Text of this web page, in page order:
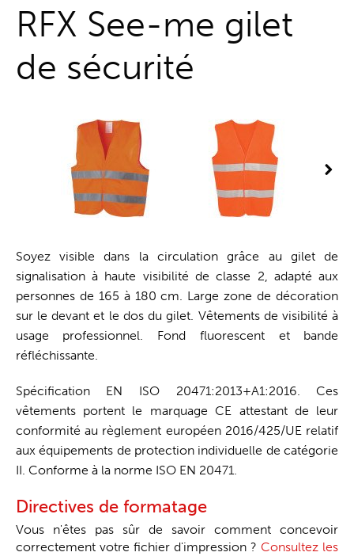
RFX See-me gilet
de sécurité
Soyez visible dans la circulation grâce au gilet de
signalisation à haute visibilité de classe 2, adapté aux
personnes de 165 à 180 cm. Large zone de décoration
sur le devant et le dos du gilet. Vêtements de visibilité à
usage professionnel. Fond fluorescent et bande
réfléchissante.
Spécification EN ISO 20471:2013+A1:2016. Ces
vêtements portent le marquage CE attestant de leur
conformité au règlement européen 2016/425/UE relatif
aux équipements de protection individuelle de catégorie
II. Conforme à la norme ISO EN 20471.
Directives de formatage
Vous n'êtes pas sûr de savoir comment concevoir
correctement votre fichier d'impression ?Consultez les